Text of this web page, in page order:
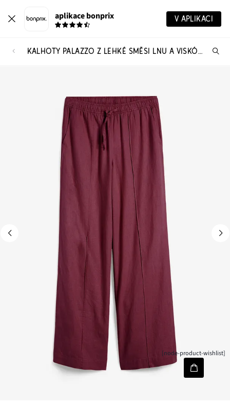
aplikace bonprix V APLIKACI
KALHOTY PALAZZO Z LEHKÉ SMĚSI LNU A VISKÓZY
[node-product-wishlist]